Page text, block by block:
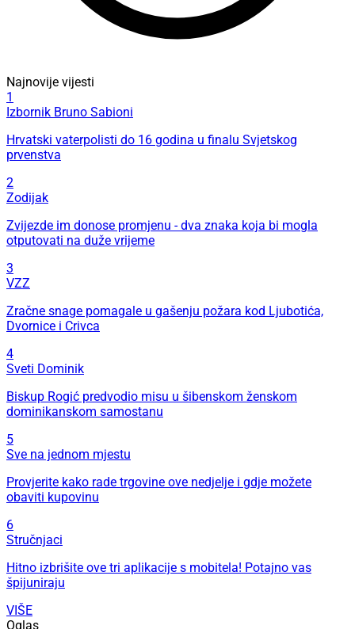
Najnovije vijesti
1
Izbornik Bruno Sabioni
Hrvatski vaterpolisti do 16 godina u finalu Svjetskog
prvenstva
2
Zodijak
Zvijezde im donose promjenu - dva znaka koja bi mogla
otputovati na duže vrijeme
3
VZZ
Zračne snage pomagale u gašenju požara kod Ljubotića,
Dvornice i Crivca
4
Sveti Dominik
Biskup Rogić predvodio misu u šibenskom ženskom
dominikanskom samostanu
5
Sve na jednom mjestu
Provjerite kako rade trgovine ove nedjelje i gdje možete
obaviti kupovinu
6
Stručnjaci
Hitno izbrišite ove tri aplikacije s mobitela! Potajno vas
špijuniraju
VIŠE
Oglas